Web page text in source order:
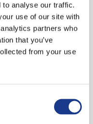
to analyse our traffic.
use of our site with
partners who
that you’ve
from your use
is de laptop.
pompen zo in
werken. Het testen
door een